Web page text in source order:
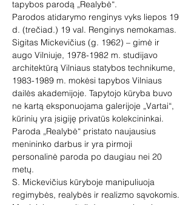
tapybos parodą „Realybė“.
Parodos atidarymo renginys vyks liepos 19
d. (trečiad.) 19 val. Renginys nemokamas.
Sigitas Mickevičius (g. 1962) – gimė ir
augo Vilniuje, 1978-1982 m. studijavo
architektūrą Vilniaus statybos technikume,
1983-1989 m. mokėsi tapybos Vilniaus
dailės akademijoje. Tapytojo kūryba buvo
ne kartą eksponuojama galerijoje „Vartai“,
kūrinių yra įsigiję privatūs kolekcininkai.
Paroda „Realybė“ pristato naujausius
menininko darbus ir yra pirmoji
personalinė paroda po daugiau nei 20
metų.
S. Mickevičius kūryboje manipuliuoja
regimybės, realybės ir realizmo sąvokomis.